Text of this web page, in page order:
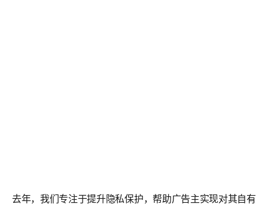
去年，我们专注于提升隐私保护，帮助广告主实现对其自有